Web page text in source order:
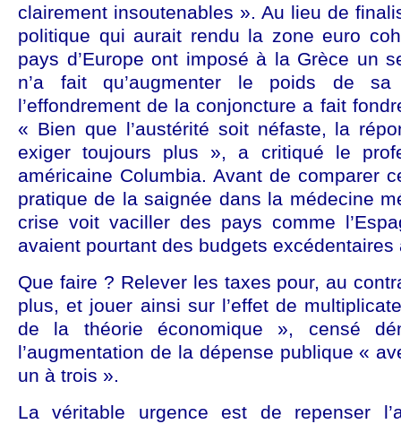
clairement insoutenables ». Au lieu de
politique qui aurait rendu la zone euro
pays d’Europe ont imposé à la Grèce un
n’a fait qu’augmenter le poids de
l’effondrement de la conjoncture a fait
« Bien que l’austérité soit néfaste, la
exiger toujours plus », a critiqué le
américaine Columbia. Avant de comparer
pratique de la saignée dans la médecine
crise voit vaciller des pays comme
avaient pourtant des budgets
Que faire ? Relever les taxes pour, au
plus, et jouer ainsi sur l’effet de
de la théorie économique », censé
l’augmentation de la dépense publique «
un à trois ».
La véritable urgence est de repenser